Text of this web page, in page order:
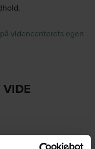
videncenterets egen
VIDE